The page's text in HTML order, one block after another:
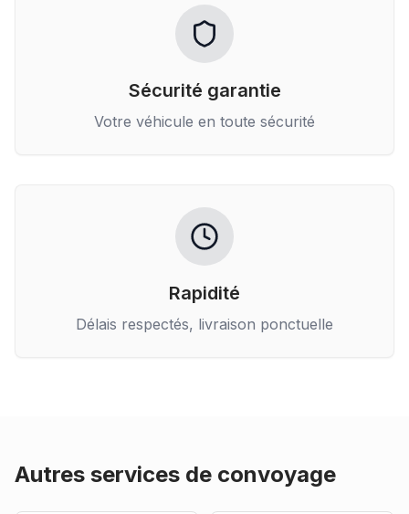
Sécurité garantie
Votre véhicule en toute sécurité
Rapidité
Délais respectés, livraison ponctuelle
Autres services de convoyage